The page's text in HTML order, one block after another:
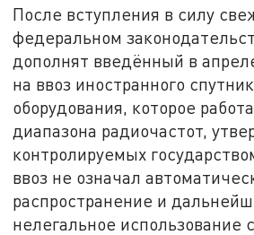
После вступления в силу
федеральном
дополнят введённый в
на ввоз иностранного
оборудования, которое
диапазона радиочастот,
контролируемых
ввоз не означал
распространение и
нелегальное использование